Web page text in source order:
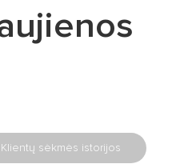
Klientų sėkmės istorijos